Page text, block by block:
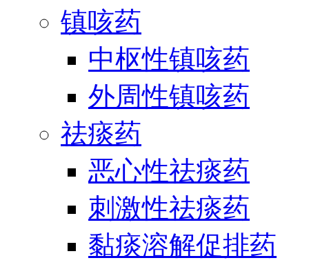
镇咳药
中枢性镇咳药
外周性镇咳药
祛痰药
恶心性祛痰药
刺激性祛痰药
黏痰溶解促排药